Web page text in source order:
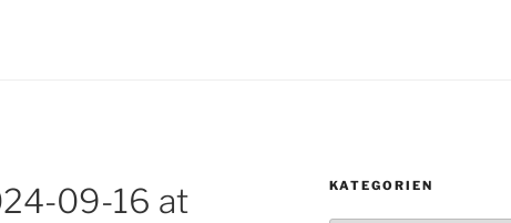
09-16 at
KATEGORIEN